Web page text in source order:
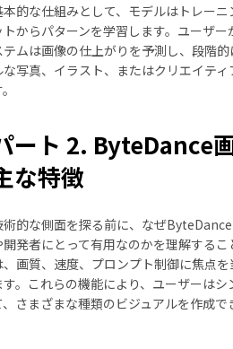
本的な仕組みとして、モデルはトレー
トからパターンを学習します。ユーザ
テムは画像の仕上がりを予測し、段階
な写真、イラスト、またはクリエイテ
ート 2. ByteDance
な特徴
術的な側面を探る前に、なぜ
開発者にとって有用なのかを理解する
、画質、速度、プロンプト制御に焦点
す。これらの機能により、ユーザーは
さまざまな種類のビジュアルを作成で